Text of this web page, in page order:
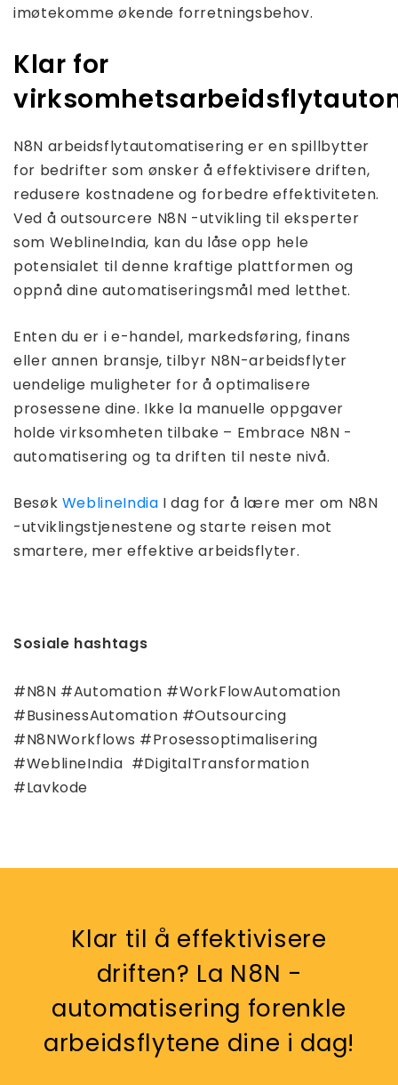
imøtekomme økende forretningsbehov.
Klar for
N8N arbeidsflytautomatisering er en spillbytter
for bedrifter som ønsker å effektivisere driften,
redusere kostnadene og forbedre effektiviteten.
Ved å outsourcere N8N -utvikling til eksperter
som WeblineIndia, kan du låse opp hele
potensialet til denne kraftige plattformen og
oppnå dine automatiseringsmål med letthet.
Enten du er i e-handel, markedsføring, finans
eller annen bransje, tilbyr N8N-arbeidsflyter
uendelige muligheter for å optimalisere
prosessene dine. Ikke la manuelle oppgaver
holde virksomheten tilbake – Embrace N8N -
automatisering og ta driften til neste nivå.
Besøk WeblineIndia I dag for å lære mer om N8N
-utviklingstjenestene og starte reisen mot
smartere, mer effektive arbeidsflyter.
Sosiale hashtags
#N8N #Automation #WorkFlowAutomation
#BusinessAutomation #Outsourcing
#N8NWorkflows #Prosessoptimalisering
#WeblineIndia #DigitalTransformation
#Lavkode
Klar til å effektivisere
driften? La N8N -
automatisering forenkle
arbeidsflytene dine i dag!